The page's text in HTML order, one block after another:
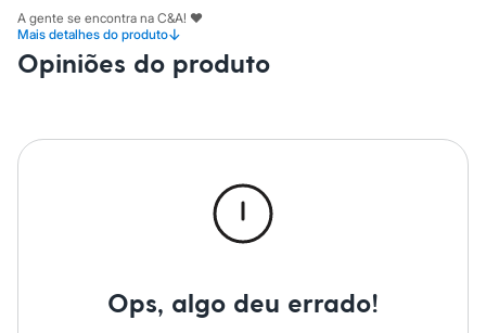
Meias
Pijamas
Sutiãs e Tops
Moda praia
Saídas de praia
Personagens
Shorts e Saias
A gente se encontra na C&A! ❤
A Modelo veste tamanho P.Suas medidas são:
Altura: 176cm / Busto: 86cm / Cintura: 62cm / Quadril: 90cm.
Mais detalhes do produto↓
Lavar à temperatura máxima de 40ºC.
Proibido o alvejamento.
Opiniões do produto
Ops, algo deu errado!